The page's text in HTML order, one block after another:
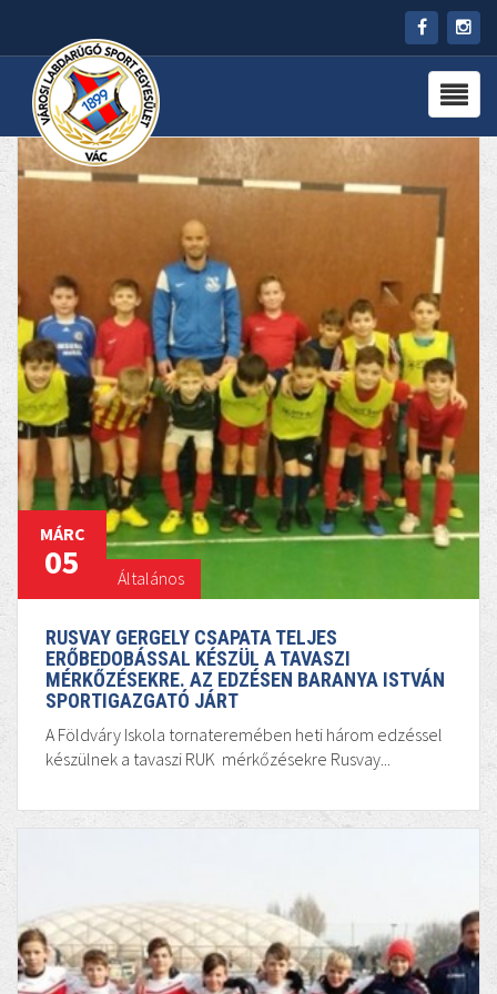
Általános
MÁRC
05
RUSVAY GERGELY CSAPATA TELJES
ERŐBEDOBÁSSAL KÉSZÜL A TAVASZI
MÉRKŐZÉSEKRE. AZ EDZÉSEN BARANYA ISTVÁN
SPORTIGAZGATÓ JÁRT
A Földváry Iskola tornateremében heti három edzéssel
készülnek a tavaszi RUK mérkőzésekre Rusvay...
HÍREK
RÓLUNK
CSAPATOK
PROGRAMOK
KAPCSOLAT